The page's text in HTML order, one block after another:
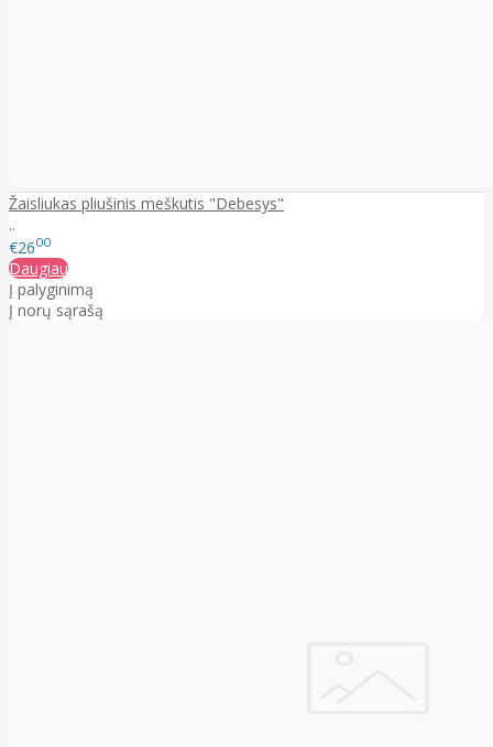
Žaisliukas pliušinis meškutis "Debesys"
..
€2600
Daugiau
Į palyginimą
Į norų sąrašą